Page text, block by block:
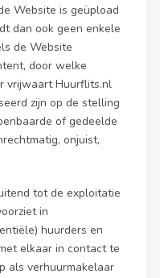
Website is geüpload
dan ook geen enkele
de Website
door welke
vrijwaart Huurflits.nl
zijn op de stelling
of gedeelde
onjuist,
tot de exploitatie
in
huurders en
elkaar in contact te
als verhuurmakelaar